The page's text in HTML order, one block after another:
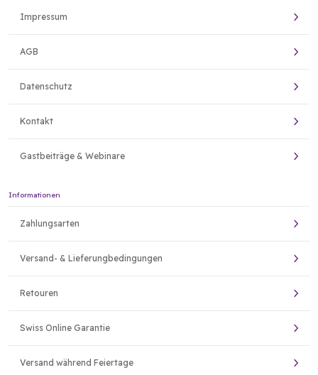
Impressum
AGB
Datenschutz
Kontakt
Gastbeiträge & Webinare
Informationen
Zahlungsarten
Versand- & Lieferungbedingungen
Retouren
Swiss Online Garantie
Versand während Feiertage